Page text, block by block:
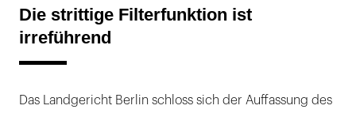
Die strittige Filterfunktion ist
irreführend
Das Landgericht Berlin schloss sich der Auffassung des